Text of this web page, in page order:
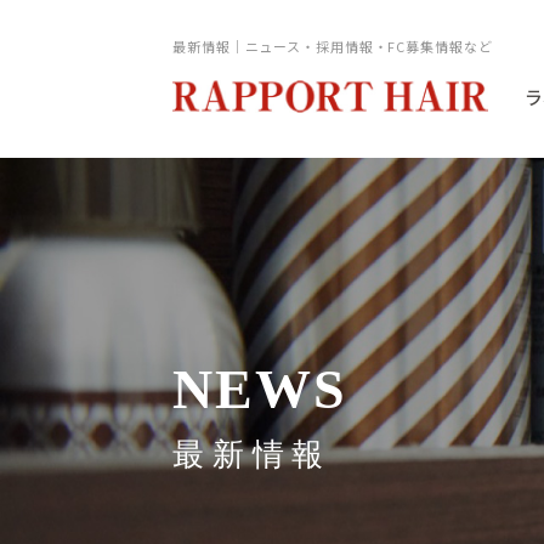
最新情報｜ニュース・採用情報・FC募集情報など
NEWS
最新情報